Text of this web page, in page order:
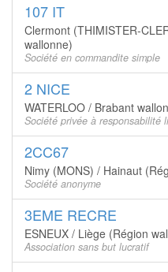
107 IT
Clermont (THIMISTER-
wallonne)
Société en commandite simple
2 NICE
WATERLOO / Brabant
Société privée à responsabilité
2CC67
Nimy (MONS) / Hainaut
Société anonyme
3EME RECRE
ESNEUX / Liège (Région
Association sans but lucratif